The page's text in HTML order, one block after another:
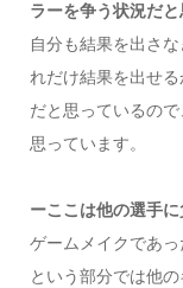
ラーを争う状況だ
自分も結果を出さ
れだけ結果を出せ
だと思っているの
思っています。
ーここは他の選手
ゲームメイクであ
という部分では他